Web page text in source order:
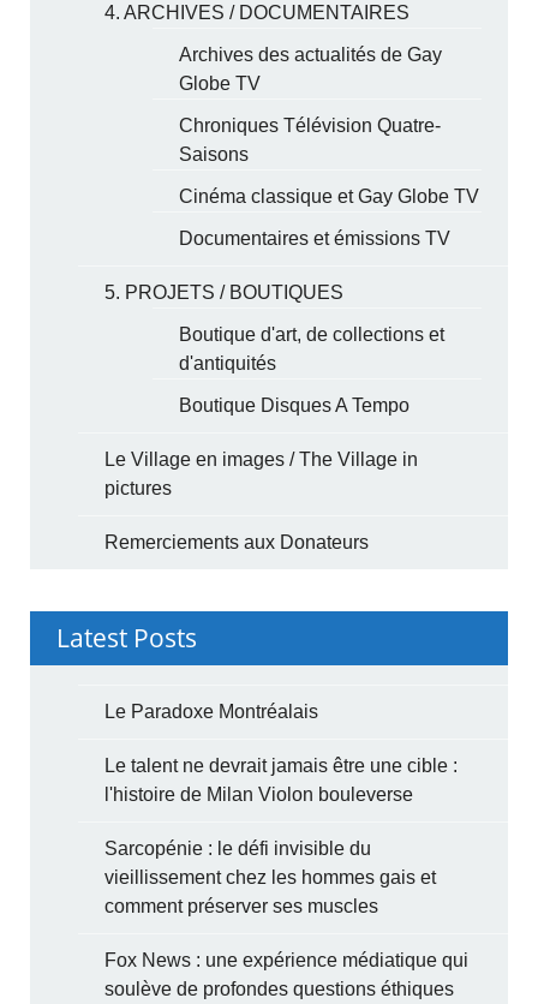
4. ARCHIVES / DOCUMENTAIRES
Archives des actualités de Gay
Globe TV
Chroniques Télévision Quatre-
Saisons
Cinéma classique et Gay Globe TV
Documentaires et émissions TV
5. PROJETS / BOUTIQUES
Boutique d'art, de collections et
d'antiquités
Boutique Disques A Tempo
Le Village en images / The Village in
pictures
Remerciements aux Donateurs
Latest Posts
Le Paradoxe Montréalais
Le talent ne devrait jamais être une cible :
l'histoire de Milan Violon bouleverse
Sarcopénie : le défi invisible du
vieillissement chez les hommes gais et
comment préserver ses muscles
Fox News : une expérience médiatique qui
soulève de profondes questions éthiques